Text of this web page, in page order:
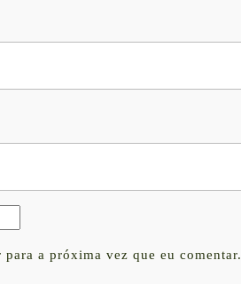
para a próxima vez que eu comentar.